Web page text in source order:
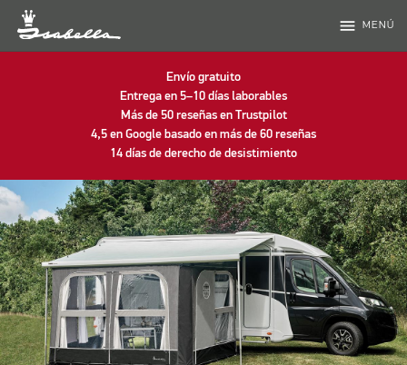
menu MENÚ
Envío gratuito
Entrega en 5–10 días laborables
Más de 50 reseñas en Trustpilot
4,5 en Google basado en más de 60 reseñas
14 días de derecho de desistimiento